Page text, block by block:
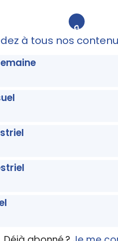
🔒
à tous nos